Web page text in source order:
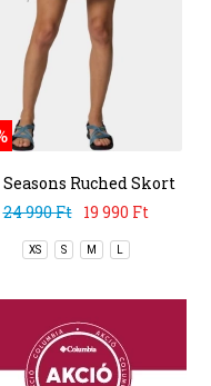
Ruched Skort
24 990 Ft
19 990 Ft
XS S M L